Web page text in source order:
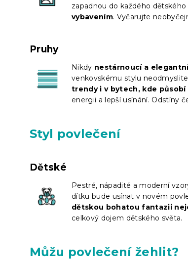
zapadnou do každého
vybavením. Vyčarujte
Pruhy
Nikdy nestárnoucí a
venkovskému stylu
trendy i v bytech, kde
energii a lepší usínání. Odstíny
Styl povlečení
Dětské
Pestré, nápadité a moderní
dítku bude usínat v novém
dětskou bohatou fantazii
celkový dojem dětského světa.
Můžu povlečení žehlit?